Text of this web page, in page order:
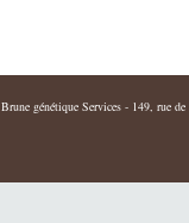
Brune génétique Services - 149, rue